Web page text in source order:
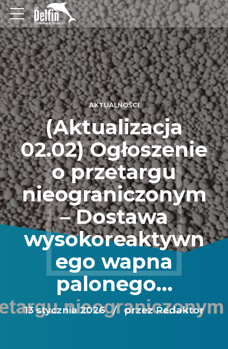
AKTUALNOŚCI
(Aktualizacja
02.02) Ogłoszenie
o przetargu
nieograniczonym
– Dostawa
wysokoreaktywn
ego wapna
palonego…
13 stycznia 2026 przez Redaktor